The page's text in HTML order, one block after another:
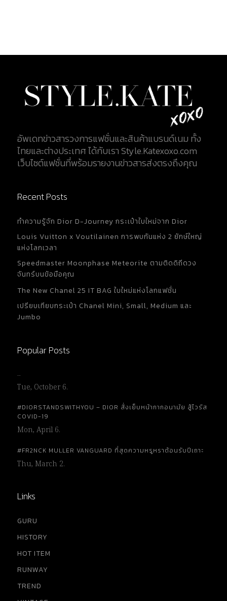
อัพเดทข่าวสารวงการแฟชั่นและสินค้าแบรนด์เนม ทั้ง
ไทยและต่างประเทศ ได้กับเรา Style.Katexoxo.com
เว็บไซต์แฟชั่นที่พร้อมรายงานข่าวสารส่งตรงถึงคุณ
Recent Posts
ทำความรู้จัก Dior D-Journey กระเป๋าใบใหม่จาก Dior
Louis Vuitton x Voutilainen การพบกันแห่ง 2 ยักษ์ใหญ่
แห่งโลกเวลา
Speedmaster Moonphase Meteorite ตามติดดิถีดวง
จันทร์บนข้อมือคุณ
The New Chanel 25 IT BAG ใบใหม่แห่งโลกแฟชั่น
เปรียบเทียบกระเป๋า Chanel Mini, Small, Medium และ
Jumbo
Popular Posts
…
Tue, October 6.
#DIORSTANDSWITHYOU – DIOR สั่งเย็บหน้ากากอนามัย สู้ไวรัส
COVID-19
Mon, April 6.
#FR2NCK MULLER VANGUARD ที่สุดความหรูหราต้อนรับปีเถาะ
Thu, March 2.
Links
GURU
HISTORY
HOT ITEM
RUNWAY
TREND